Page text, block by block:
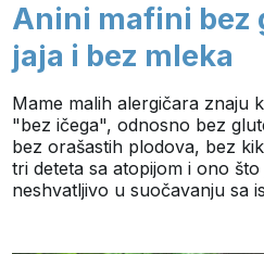
Anini mafini bez
jaja i bez mleka
Mame malih alergičara znaju
"bez ičega", odnosno bez
bez orašastih plodova, bez
tri deteta sa atopijom i ono
neshvatljivo u suočavanju sa